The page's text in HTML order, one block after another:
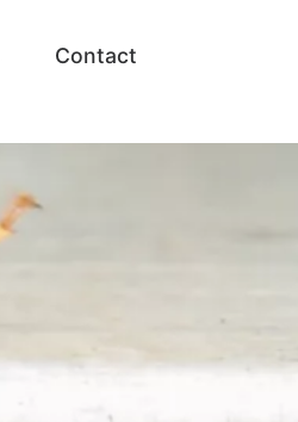
Contact